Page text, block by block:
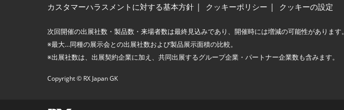
カスタマーハラスメントに対する基本方針
クッキーポリシー クッキーの設定
次回開催の出展社数・製品数・来場者数は最終見込みであり、開催時には増減の可能性があります。
※最大…同種の展示会との出展社数および製品展示面積の比較。
※出展社数は、出展契約企業に加え、共同出展するグループ企業・パートナー企業数も含みます。
Copyright © RX Japan GK